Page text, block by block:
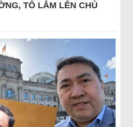
TÔ LÂM LÊN CHỦ